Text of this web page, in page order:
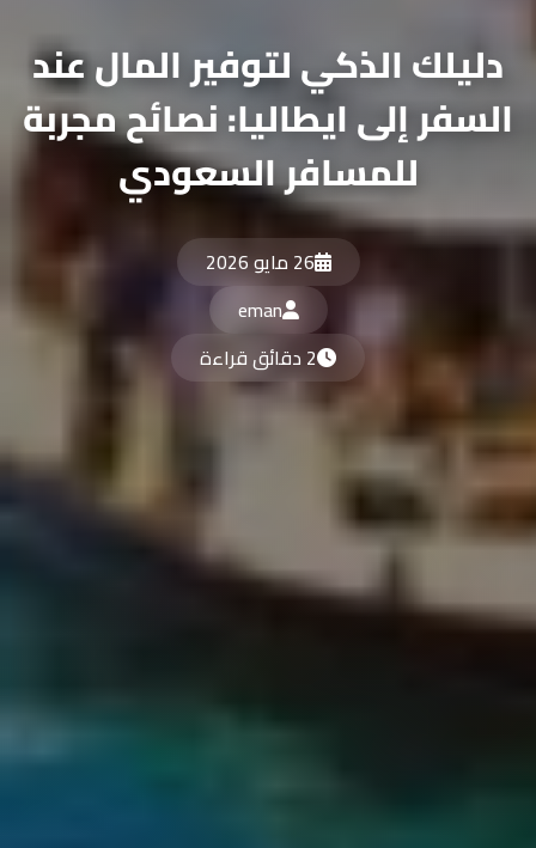
دليلك الذكي لتوفير المال عند
السفر إلى ايطاليا: نصائح مجربة
للمسافر السعودي
26 مايو 2026
eman
2 دقائق قراءة